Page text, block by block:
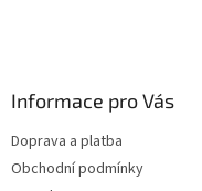
Informace pro Vás
Doprava a platba
Obchodní podmínky